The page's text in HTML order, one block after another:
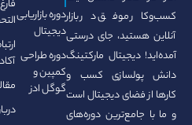
در بازار
جای درستی
مارکتینگ
کسب و
دیجیتال است
دوره‌های
دوره بازاریابی
دیجیتال
دوره طراحی
کمپین و
گوگل ادز
فارغ
التحصیلان ما
ارتباط با
آکادمی
مقالات
درباره ما